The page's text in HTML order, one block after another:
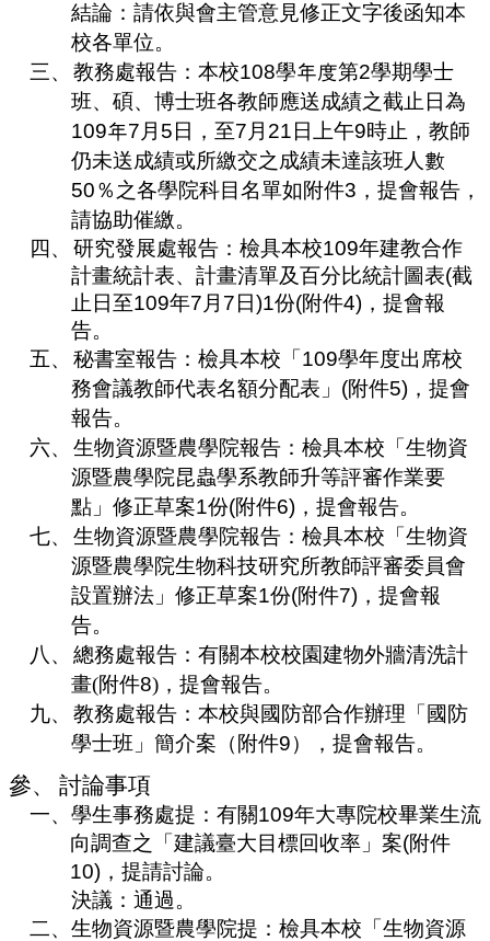
員
錄
它
相
結論：請依與會主管意見修正文字後函知本
校各單位。
三、 教務處報告： 本校108學年度第2學期學士
班、碩、博士班各教師應送成績之截止日為
109年7 月 5 日，至7 月 21 日上午9時止，教師
仍未送成績或所繳交之成績未達該班人數
50％之各學院科目名單如附件3 ，提會報告，
請協助催繳。
四 、 研究發展處報告： 檢具本校109年建教合作
計畫統計表、計畫清單及百分比統計圖表(截
止日至109年7 月 7 日)1份(附件4)，提會報
告。
五、 秘書室報告：檢具本校「 109學年度出席校
務會議教師代表名額分配表」 (附件5)，提會
報告。
六、 生物資源暨農學院報告：檢具本校「生物資
源暨農學院昆蟲學系教師升等評審作業要
點」修正草案1份(附件6)， 提會報告。
七、 生物資源暨農學院報告：檢具本校「生物資
源暨農學院生物科技研究所教師評審委員會
設置辦法」修正草案1份(附件7)， 提會報
告。
八、
總務處報告：有關本校校園建物外牆清洗計
畫(附件8)，提會報告。
九、
教務處報告：本校與國防部合作辦理「國防
學士班」簡介案（附件9），提會報告。
參、 討論事項
一、 學生事務處提：有關109年大專院校畢業生流
向調查之「建議臺大目標回收率」案(附件
10) ，提請討論。
決議：通過。
二、 生物資源暨農學院提： 檢具本校「 生物資源